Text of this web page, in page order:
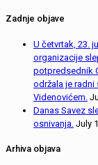
Zadnje objave
U četvrtak, 23.
organizacije
potpredsednik
održala je
Videnovićem.
Danas Savez
osnivanja. July
Arhiva objava